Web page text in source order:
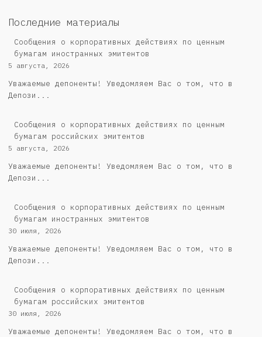
Последние материалы
Сообщения о корпоративных действиях по ценным
бумагам иностранных эмитентов
5 августа, 2026
Уважаемые депоненты! Уведомляем Вас о том, что в
Депози...
Cообщения о корпоративных действиях по ценным
бумагам российских эмитентов
5 августа, 2026
Уважаемые депоненты! Уведомляем Вас о том, что в
Депози...
Сообщения о корпоративных действиях по ценным
бумагам иностранных эмитентов
30 июля, 2026
Уважаемые депоненты! Уведомляем Вас о том, что в
Депози...
Cообщения о корпоративных действиях по ценным
бумагам российских эмитентов
30 июля, 2026
Уважаемые депоненты! Уведомляем Вас о том, что в